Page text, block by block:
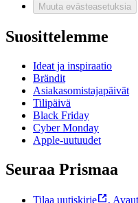
Muuta evästeasetuksia
Suosittelemme
Ideat ja inspiraatio
Brändit
Asiakasomistajapäivät
Tilipäivä
Black Friday
Cyber Monday
Apple-uutuudet
Seuraa Prismaa
Tilaa uutiskirje ,